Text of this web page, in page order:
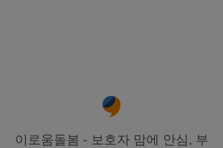
이로움돌봄 - 보호자 맘에 안심, 부